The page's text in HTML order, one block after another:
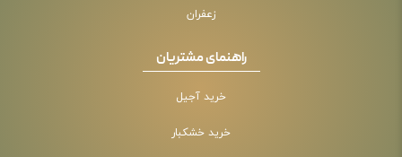
زعفران
راهنمای مشتریان
خرید آجیل
خرید خشکبار